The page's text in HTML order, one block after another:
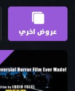
عروض اخري